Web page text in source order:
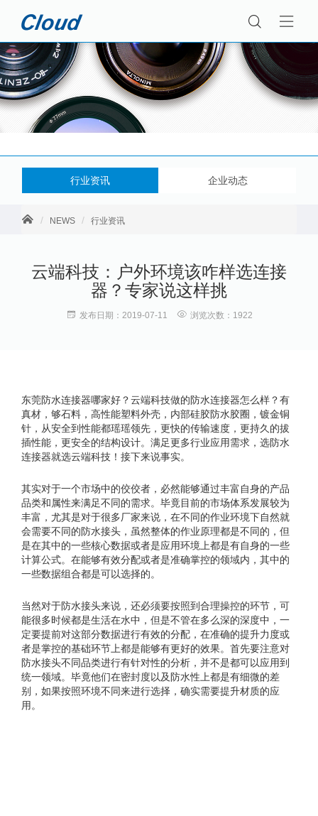
行业资讯 企业动态
NEWS 行业资讯
云端科技：户外环境该咋样选连接
器？专家说这样挑
发布日期：2019-07-11 浏览次数：1922
东莞防水连接器哪家好？云端科技做的防水连接器怎么样？有
真材，够石料，高性能塑料外壳，内部硅胶防水胶圈，镀金铜
针，从安全到性能都瑶瑶领先，更快的传输速度，更持久的拔
插性能，更安全的结构设计。满足更多行业应用需求，选防水
连接器就选云端科技！接下来说事实。
其实对于一个市场中的佼佼者，必然能够通过丰富自身的产品
品类和属性来满足不同的需求。毕竟目前的市场体系发展较为
丰富，尤其是对于很多厂家来说，在不同的作业环境下自然就
会需要不同的防水接头，虽然整体的作业原理都是不同的，但
是在其中的一些核心数据或者是应用环境上都是有自身的一些
计算公式。在能够有效分配或者是准确掌控的领域内，其中的
一些数据组合都是可以选择的。
当然对于防水接头来说，还必须要按照到合理操控的环节，可
能很多时候都是生活在水中，但是不管在多么深的深度中，一
定要提前对这部分数据进行有效的分配，在准确的提升力度或
者是掌控的基础环节上都是能够有更好的效果。首先要注意对
防水接头不同品类进行有针对性的分析，并不是都可以应用到
统一领域。毕竟他们在密封度以及防水性上都是有细微的差
别，如果按照环境不同来进行选择，确实需要提升材质的应
用。